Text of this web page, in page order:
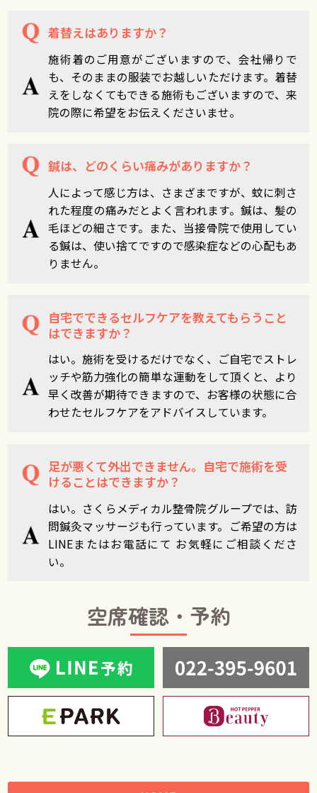
着替えはありますか？
施術着のご用意がございますので、会社帰りで
も、そのままの服装でお越しいただけます。着替
えをしなくてもできる施術もございますので、来
院の際に希望をお伝えくださいませ。
鍼は、どのくらい痛みがありますか？
人によって感じ方は、さまざまですが、蚊に刺さ
れた程度の痛みだとよく言われます。鍼は、髪の
毛ほどの細さです。また、当接骨院で使用してい
る鍼は、使い捨てですので感染症などの心配もあ
りません。
自宅でできるセルフケアを教えてもらうこと
はできますか？
はい。施術を受けるだけでなく、ご自宅でストレ
ッチや筋力強化の簡単な運動をして頂くと、より
早く改善が期待できますので、お客様の状態に合
わせたセルフケアをアドバイスしています。
足が悪くて外出できません。自宅で施術を受
けることはできますか？
はい。さくらメディカル整骨院グループでは、訪
問鍼灸マッサージも行っています。ご希望の方は
LINEまたはお電話にて お気軽にご相談くださ
い。
空席確認・予約